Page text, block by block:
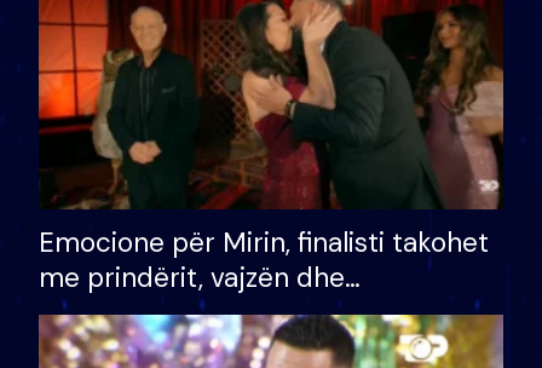
Emocione për Mirin, finalisti takohet
me prindërit, vajzën dhe
bashkëshorten: S’kemi ndonjë letër
divorci apo jo?